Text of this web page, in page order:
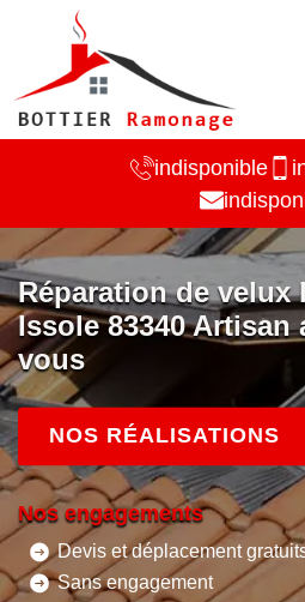
indisponible
Réparation de velux
Issole 83340 Artisan
vous
NOS RÉALISATIONS
Nos engagements
Devis et déplacement
Sans engagement